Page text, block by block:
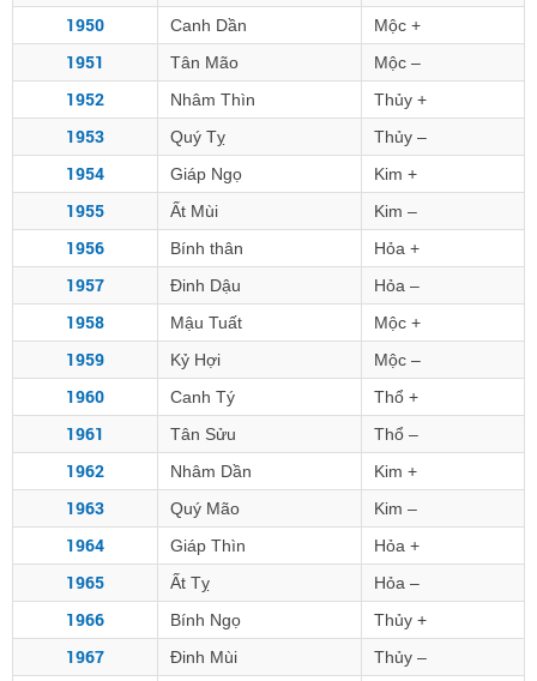
1950 Canh Dần Mộc +
1951 Tân Mão Mộc –
1952 Nhâm Thìn Thủy +
1953 Quý Tỵ Thủy –
1954 Giáp Ngọ Kim +
1955 Ất Mùi Kim –
1956 Bính thân Hỏa +
1957 Đinh Dậu Hỏa –
1958 Mậu Tuất Mộc +
1959 Kỷ Hợi Mộc –
1960 Canh Tý Thổ +
1961 Tân Sửu Thổ –
1962 Nhâm Dần Kim +
1963 Quý Mão Kim –
1964 Giáp Thìn Hỏa +
1965 Ất Tỵ Hỏa –
1966 Bính Ngọ Thủy +
1967 Đinh Mùi Thủy –